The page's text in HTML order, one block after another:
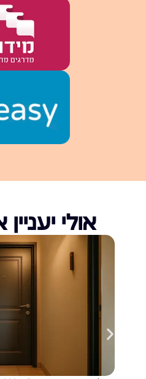
אולי